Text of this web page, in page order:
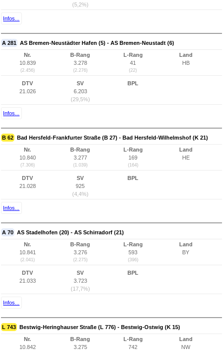
(5,2%)
Infos...
A 281 AS Bremen-Neustädter Hafen (5) - AS Bremen-Neustadt (6)
Nr.
10.839
(2.456)
B-Rang
3.278
(2.276)
L-Rang
41
(22)
Land
HB
DTV
21.026
SV
6.203
(29,5%)
BPL
Infos...
B 62 Bad Hersfeld-Frankfurter Straße (B 27) - Bad Hersfeld-Wilhelmshof (K 21)
Nr.
10.840
(7.306)
B-Rang
3.277
(1.039)
L-Rang
169
(164)
Land
HE
DTV
21.028
SV
925
(4,4%)
BPL
Infos...
A 70 AS Stadelhofen (20) - AS Schirradorf (21)
Nr.
10.841
(2.041)
B-Rang
3.276
(2.275)
L-Rang
593
(396)
Land
BY
DTV
21.033
SV
3.723
(17,7%)
BPL
Infos...
L 743 Bestwig-Heringhauser Straße (L 776) - Bestwig-Ostwig (K 15)
Nr.
10.842
B-Rang
3.275
L-Rang
742
Land
NW